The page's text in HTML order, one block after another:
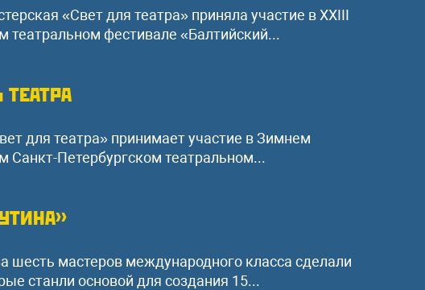
«Свет для театра» приняла участие в XXIII
театральном фестивале «Балтийский...
для театра» принимает участие в Зимнем
Санкт-Петербургском театральном...
шесть мастеров международного класса сделали
станли основой для создания 15...